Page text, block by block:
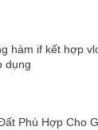
hàm if kết hợp
dụng
Phù Hợp Cho